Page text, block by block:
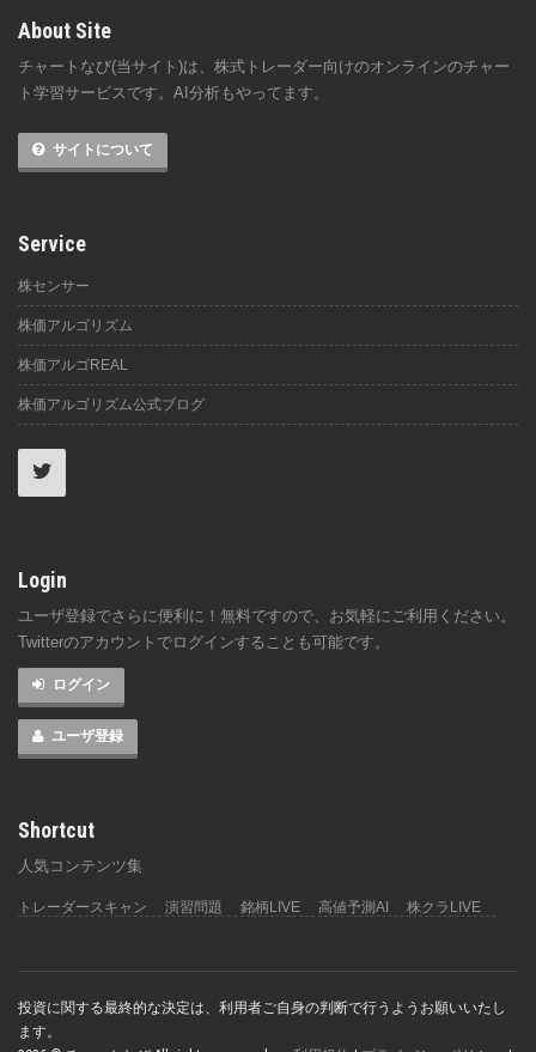
About Site
チャートなび(当サイト)は、株式トレーダー向けのオンラインのチャー
ト学習サービスです。AI分析もやってます。
サイトについて
Service
株センサー
株価アルゴリズム
株価アルゴREAL
株価アルゴリズム公式ブログ
Login
ユーザ登録でさらに便利に！無料ですので、お気軽にご利用ください。
Twitterのアカウントでログインすることも可能です。
ログイン
ユーザ登録
Shortcut
人気コンテンツ集
トレーダースキャン 演習問題 銘柄LIVE 高値予測AI 株クラLIVE
投資に関する最終的な決定は、利用者ご自身の判断で行うようお願いいたし
ます。